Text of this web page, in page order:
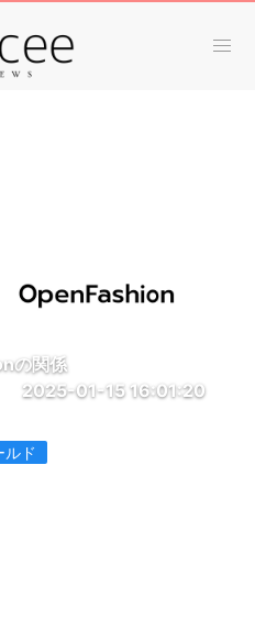
の関係
2025-01-15 16:01:20
ルド